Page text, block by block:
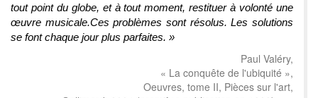
tout point du globe, et à tout moment, restituer à volonté une
œuvre musicale.Ces problèmes sont résolus. Les solutions
se font chaque jour plus parfaites. »
Paul Valéry,
« La conquête de l'ubiquité »,
Oeuvres, tome II, Pièces sur l'art,